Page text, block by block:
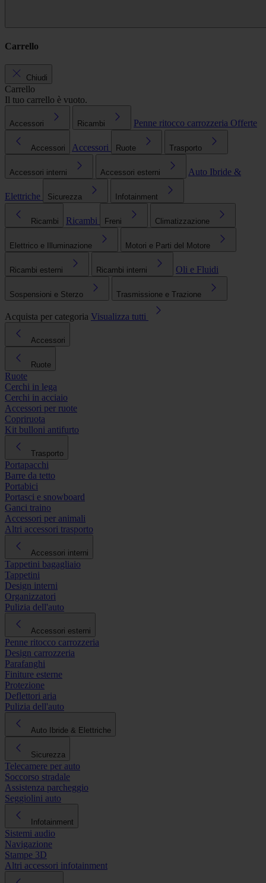
Carrello
Chiudi
Carrello
Il tuo carrello è vuoto.
Accessori Ricambi Penne ritocco carrozzeria Offerte
Accessori Accessori Ruote Trasporto
Accessori interni Accessori esterni Auto Ibride &
Elettriche Sicurezza Infotainment
Ricambi Ricambi Freni Climatizzazione
Elettrico e Illuminazione Motori e Parti del Motore
Ricambi esterni Ricambi interni Oli e Fluidi
Sospensioni e Sterzo Trasmissione e Trazione
Acquista per categoria Visualizza tutti
Accessori
Ruote
Ruote
Cerchi in lega
Cerchi in acciaio
Accessori per ruote
Copriruota
Kit bulloni antifurto
Trasporto
Portapacchi
Barre da tetto
Portabici
Portasci e snowboard
Ganci traino
Accessori per animali
Altri accessori trasporto
Accessori interni
Tappetini bagagliaio
Tappetini
Design interni
Organizzatori
Pulizia dell'auto
Accessori esterni
Penne ritocco carrozzeria
Design carrozzeria
Parafanghi
Finiture esterne
Protezione
Deflettori aria
Pulizia dell'auto
Auto Ibride & Elettriche
Sicurezza
Telecamere per auto
Soccorso stradale
Assistenza parcheggio
Seggiolini auto
Infotainment
Sistemi audio
Navigazione
Stampe 3D
Altri accessori infotainment